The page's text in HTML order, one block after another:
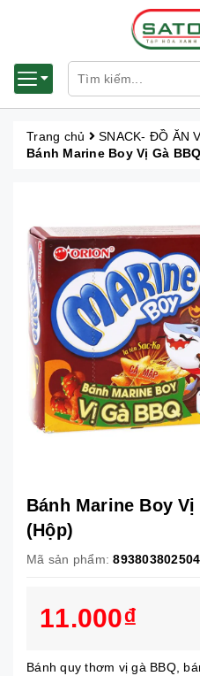
Trang chủ
SNACK- ĐỒ ĂN
Bánh Marine Boy Vị Gà
Bánh Marine Boy Vị
(Hộp)
Mã sản phẩm:
11.000₫
Bánh quy thơm vị gà BBQ,